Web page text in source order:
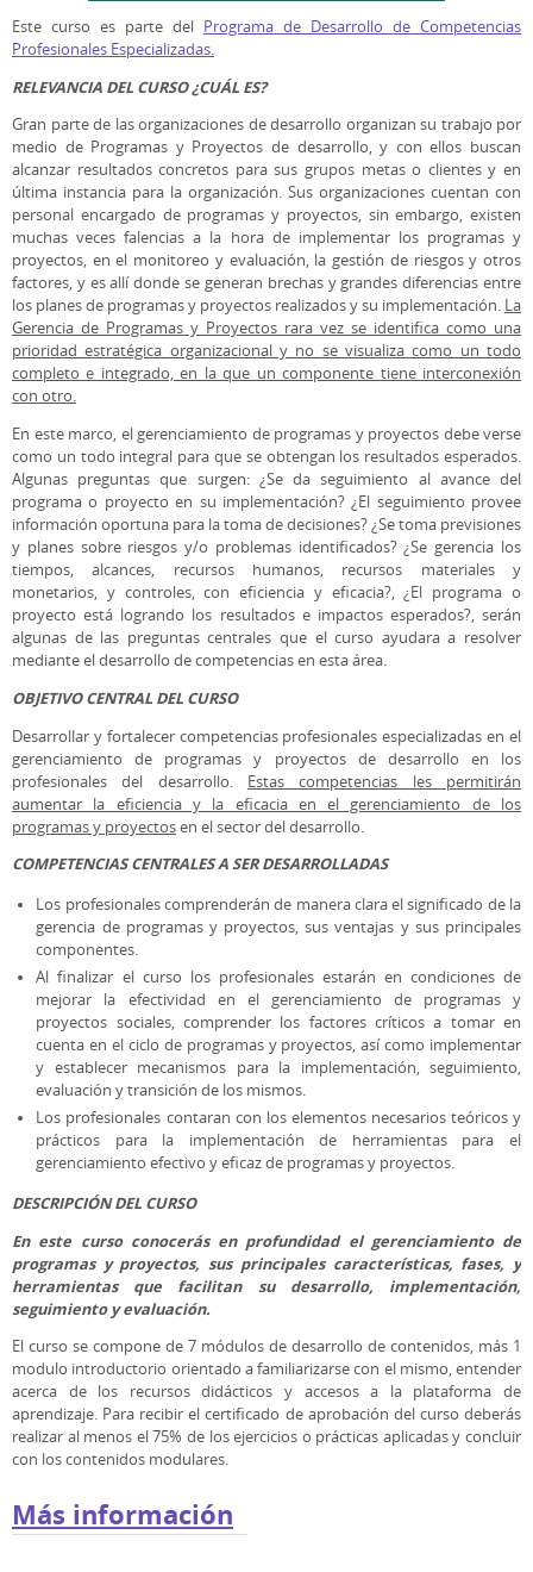
Este curso es parte del Programa de Desarrollo de Competencias
Profesionales Especializadas.
RELEVANCIA DEL CURSO ¿CUÁL ES?
Gran parte de las organizaciones de desarrollo organizan su trabajo por
medio de Programas y Proyectos de desarrollo, y con ellos buscan
alcanzar resultados concretos para sus grupos metas o clientes y en
última instancia para la organización. Sus organizaciones cuentan con
personal encargado de programas y proyectos, sin embargo, existen
muchas veces falencias a la hora de implementar los programas y
proyectos, en el monitoreo y evaluación, la gestión de riesgos y otros
factores, y es allí donde se generan brechas y grandes diferencias entre
los planes de programas y proyectos realizados y su implementación. La
Gerencia de Programas y Proyectos rara vez se identifica como una
prioridad estratégica organizacional y no se visualiza como un todo
completo e integrado, en la que un componente tiene interconexión
con otro.
En este marco, el gerenciamiento de programas y proyectos debe verse
como un todo integral para que se obtengan los resultados esperados.
Algunas preguntas que surgen: ¿Se da seguimiento al avance del
programa o proyecto en su implementación? ¿El seguimiento provee
información oportuna para la toma de decisiones? ¿Se toma previsiones
y planes sobre riesgos y/o problemas identificados? ¿Se gerencia los
tiempos, alcances, recursos humanos, recursos materiales y
monetarios, y controles, con eficiencia y eficacia?, ¿El programa o
proyecto está logrando los resultados e impactos esperados?, serán
algunas de las preguntas centrales que el curso ayudara a resolver
mediante el desarrollo de competencias en esta área.
OBJETIVO CENTRAL DEL CURSO
Desarrollar y fortalecer competencias profesionales especializadas en el
gerenciamiento de programas y proyectos de desarrollo en los
profesionales del desarrollo. Estas competencias les permitirán
aumentar la eficiencia y la eficacia en el gerenciamiento de los
programas y proyectosen el sector del desarrollo.
COMPETENCIAS CENTRALES A SER DESARROLLADAS
Los profesionales comprenderán de manera clara el significado de la
gerencia de programas y proyectos, sus ventajas y sus principales
componentes.
Al finalizar el curso los profesionales estarán en condiciones de
mejorar la efectividad en el gerenciamiento de programas y
proyectos sociales, comprender los factores críticos a tomar en
cuenta en el ciclo de programas y proyectos, así como implementar
y establecer mecanismos para la implementación, seguimiento,
evaluación y transición de los mismos.
Los profesionales contaran con los elementos necesarios teóricos y
prácticos para la implementación de herramientas para el
gerenciamiento efectivo y eficaz de programas y proyectos.
DESCRIPCIÓN DEL CURSO
En este curso conocerás en profundidad el gerenciamiento de
programas y proyectos, sus principales características, fases, y
herramientas que facilitan su desarrollo, implementación,
seguimiento y evaluación.
El curso se compone de 7 módulos de desarrollo de contenidos, más 1
modulo introductorio orientado a familiarizarse con el mismo, entender
acerca de los recursos didácticos y accesos a la plataforma de
aprendizaje. Para recibir el certificado de aprobación del curso deberás
realizar al menos el 75% de los ejercicios o prácticas aplicadas y concluir
con los contenidos modulares.
Más información